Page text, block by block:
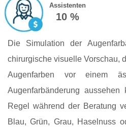
Assistenten
10 %
Die Simulation der
chirurgische visuelle Vorschau,
Augenfarben vor einem
Augenfarbänderung
Regel während der Beratung
Blau, Grün, Grau, Haselnuss